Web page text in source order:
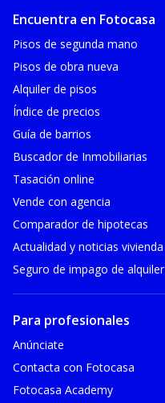
Encuentra en Fotocasa
Pisos de segunda mano
Pisos de obra nueva
Alquiler de pisos
Índice de precios
Guía de barrios
Buscador de Inmobiliarias
Tasación online
Vende con agencia
Comparador de hipotecas
Actualidad y noticias vivienda
Seguro de impago de alquiler
Para profesionales
Anúnciate
Contacta con Fotocasa
Fotocasa Academy